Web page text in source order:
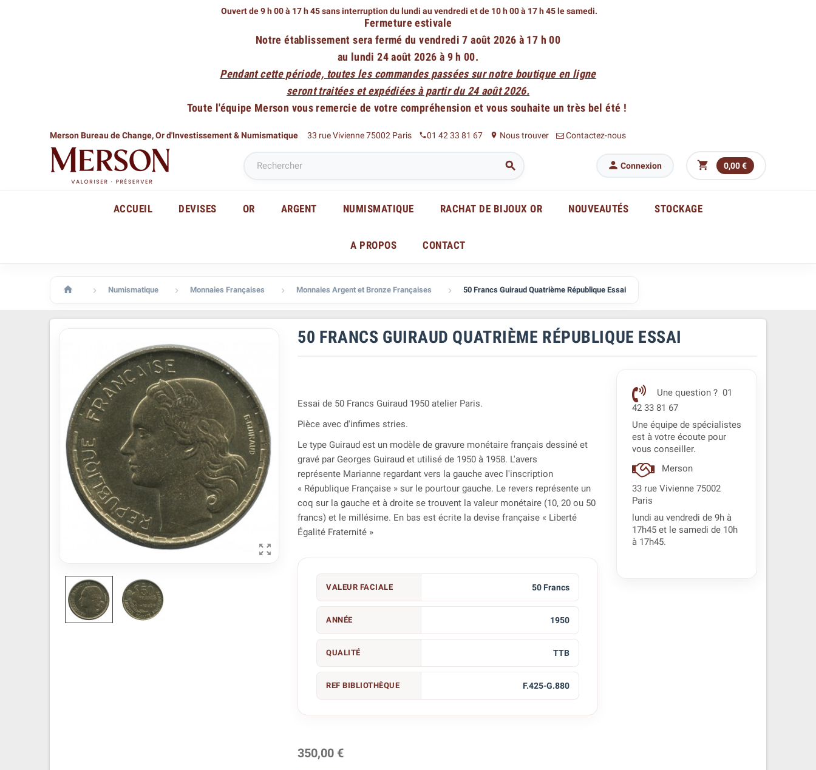
Ouvert de 9 h 00 à 17 h 45 sans interruption du lundi au vendredi et de 10 h 00 à 17 h 45 le samedi.
Fermeture estivale
Notre établissement sera fermé du vendredi 7 août 2026 à 17 h 00
au lundi 24 août 2026 à 9 h 00.
Pendant cette période, toutes les commandes passées sur notre boutique en ligne
seront traitées et expédiées à partir du 24 août 2026.
Toute l'équipe Merson vous remercie de votre compréhension et vous souhaite un très bel été !
Merson Bureau de Change, Or d'Investissement & Numismatique 33 rue Vivienne 75002 Paris phone01 42 33 81 67 place Nous trouver Contactez-nous
  Connexion  0,00 €
ACCUEIL DEVISES OR ARGENT NUMISMATIQUE RACHAT DE BIJOUX OR NOUVEAUTÉS STOCKAGE
A PROPOS CONTACT
  Numismatique  Monnaies Françaises  Monnaies Argent et Bronze Françaises  50 Francs Guiraud Quatrième République Essai

50 FRANCS GUIRAUD QUATRIÈME RÉPUBLIQUE ESSAI
Essai de 50 Francs Guiraud 1950 atelier Paris.
Pièce avec d'infimes stries.
Le type Guiraud est un modèle de gravure monétaire français dessiné et
gravé par Georges Guiraud et utilisé de 1950 à 1958. L'avers
représente Marianne regardant vers la gauche avec l'inscription
« République Française » sur le pourtour gauche. Le revers représente un
coq sur la gauche et à droite se trouvent la valeur monétaire (10, 20 ou 50
francs) et le millésime. En bas est écrite la devise française « Liberté
Égalité Fraternité »
VALEUR FACIALE 50 Francs
ANNÉE 1950
QUALITÉ TTB
REF BIBLIOTHÈQUE F.425-G.880
350,00 €
Une question ? 01
42 33 81 67
Une équipe de spécialistes
est à votre écoute pour
vous conseiller.
Merson
33 rue Vivienne 75002
Paris
lundi au vendredi de 9h à
17h45 et le samedi de 10h
à 17h45.